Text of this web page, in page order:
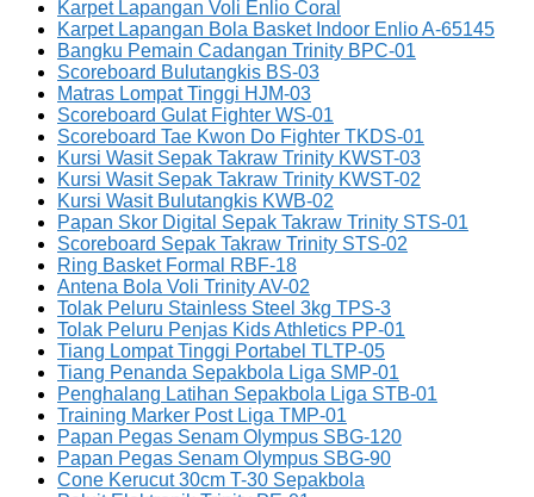
Karpet Lapangan Voli Enlio Coral
Karpet Lapangan Bola Basket Indoor Enlio A-65145
Bangku Pemain Cadangan Trinity BPC-01
Scoreboard Bulutangkis BS-03
Matras Lompat Tinggi HJM-03
Scoreboard Gulat Fighter WS-01
Scoreboard Tae Kwon Do Fighter TKDS-01
Kursi Wasit Sepak Takraw Trinity KWST-03
Kursi Wasit Sepak Takraw Trinity KWST-02
Kursi Wasit Bulutangkis KWB-02
Papan Skor Digital Sepak Takraw Trinity STS-01
Scoreboard Sepak Takraw Trinity STS-02
Ring Basket Formal RBF-18
Antena Bola Voli Trinity AV-02
Tolak Peluru Stainless Steel 3kg TPS-3
Tolak Peluru Penjas Kids Athletics PP-01
Tiang Lompat Tinggi Portabel TLTP-05
Tiang Penanda Sepakbola Liga SMP-01
Penghalang Latihan Sepakbola Liga STB-01
Training Marker Post Liga TMP-01
Papan Pegas Senam Olympus SBG-120
Papan Pegas Senam Olympus SBG-90
Cone Kerucut 30cm T-30 Sepakbola